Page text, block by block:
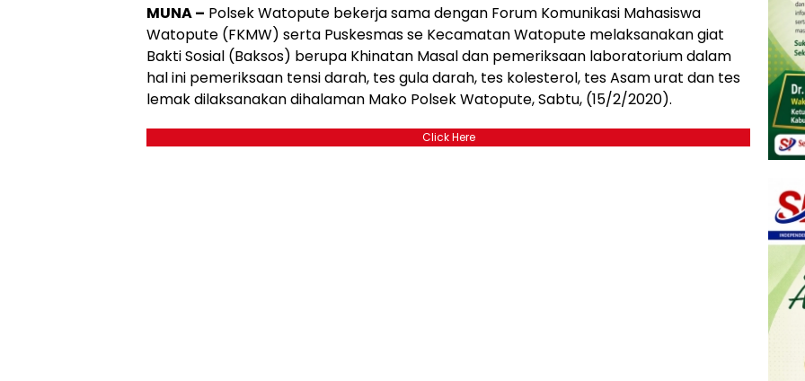
MUNA – Polsek Watopute bekerja sama dengan Forum Komunikasi Mahasiswa
Watopute (FKMW) serta Puskesmas se Kecamatan Watopute melaksanakan giat
Bakti Sosial (Baksos) berupa Khinatan Masal dan pemeriksaan laboratorium dalam
hal ini pemeriksaan tensi darah, tes gula darah, tes kolesterol, tes Asam urat dan tes
lemak dilaksanakan dihalaman Mako Polsek Watopute, Sabtu, (15/2/2020).
Click Here